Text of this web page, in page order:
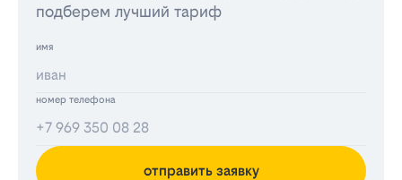
подберем лучший тариф
имя
номер телефона
отправить заявку